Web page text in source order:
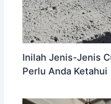
Inilah Jenis-Jenis
Perlu Anda Ketahui